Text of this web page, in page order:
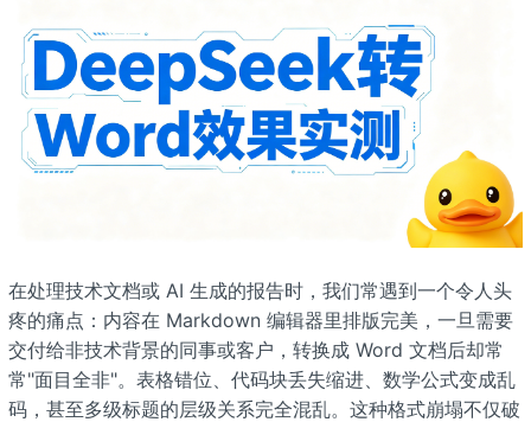
在处理技术文档或 AI 生成的报告时，我们常遇到一个令人头
疼的痛点：内容在 Markdown 编辑器里排版完美，一旦需要
交付给非技术背景的同事或客户，转换成 Word 文档后却常
常"面目全非"。表格错位、代码块丢失缩进、数学公式变成乱
码，甚至多级标题的层级关系完全混乱。这种格式崩塌不仅破